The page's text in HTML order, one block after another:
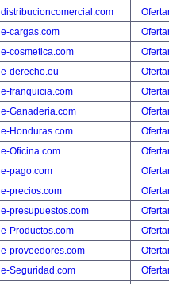
distribucioncomercial.com
e-cargas.com
e-cosmetica.com
e-derecho.eu
e-franquicia.com
e-Ganaderia.com
e-Honduras.com
e-Oficina.com
e-pago.com
e-precios.com
e-presupuestos.com
e-Productos.com
e-proveedores.com
e-Seguridad.com